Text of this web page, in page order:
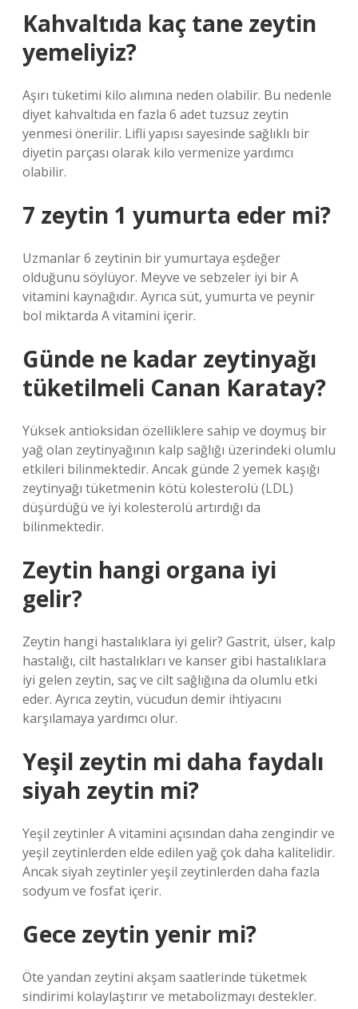
Kahvaltıda kaç tane zeytin
yemeliyiz?
Aşırı tüketimi kilo alımına neden olabilir. Bu nedenle
diyet kahvaltıda en fazla 6 adet tuzsuz zeytin
yenmesi önerilir. Lifli yapısı sayesinde sağlıklı bir
diyetin parçası olarak kilo vermenize yardımcı
olabilir.
7 zeytin 1 yumurta eder mi?
Uzmanlar 6 zeytinin bir yumurtaya eşdeğer
olduğunu söylüyor. Meyve ve sebzeler iyi bir A
vitamini kaynağıdır. Ayrıca süt, yumurta ve peynir
bol miktarda A vitamini içerir.
Günde ne kadar zeytinyağı
tüketilmeli Canan Karatay?
Yüksek antioksidan özelliklere sahip ve doymuş bir
yağ olan zeytinyağının kalp sağlığı üzerindeki olumlu
etkileri bilinmektedir. Ancak günde 2 yemek kaşığı
zeytinyağı tüketmenin kötü kolesterolü (LDL)
düşürdüğü ve iyi kolesterolü artırdığı da
bilinmektedir.
Zeytin hangi organa iyi
gelir?
Zeytin hangi hastalıklara iyi gelir? Gastrit, ülser, kalp
hastalığı, cilt hastalıkları ve kanser gibi hastalıklara
iyi gelen zeytin, saç ve cilt sağlığına da olumlu etki
eder. Ayrıca zeytin, vücudun demir ihtiyacını
karşılamaya yardımcı olur.
Yeşil zeytin mi daha faydalı
siyah zeytin mi?
Yeşil zeytinler A vitamini açısından daha zengindir ve
yeşil zeytinlerden elde edilen yağ çok daha kalitelidir.
Ancak siyah zeytinler yeşil zeytinlerden daha fazla
sodyum ve fosfat içerir.
Gece zeytin yenir mi?
Öte yandan zeytini akşam saatlerinde tüketmek
sindirimi kolaylaştırır ve metabolizmayı destekler.